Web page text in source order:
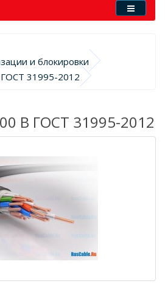
и блокировки
31995-2012
В ГОСТ 31995-2012